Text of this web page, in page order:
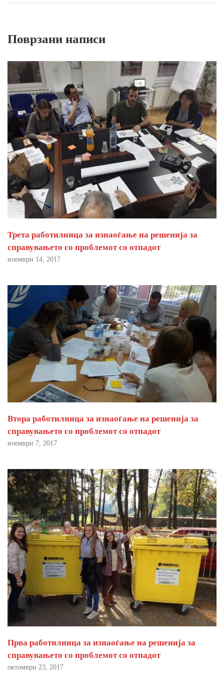
Поврзани написи
Трета работилница за изнаоѓање на решенија за
справувањето со проблемот со отпадот
ноември 14, 2017
Втора работилница за изнаоѓање на решенија за
справувањето со проблемот со отпадот
ноември 7, 2017
Прва работилница за изнаоѓање на решенија за
справувањето со проблемот со отпадот
октомври 23, 2017